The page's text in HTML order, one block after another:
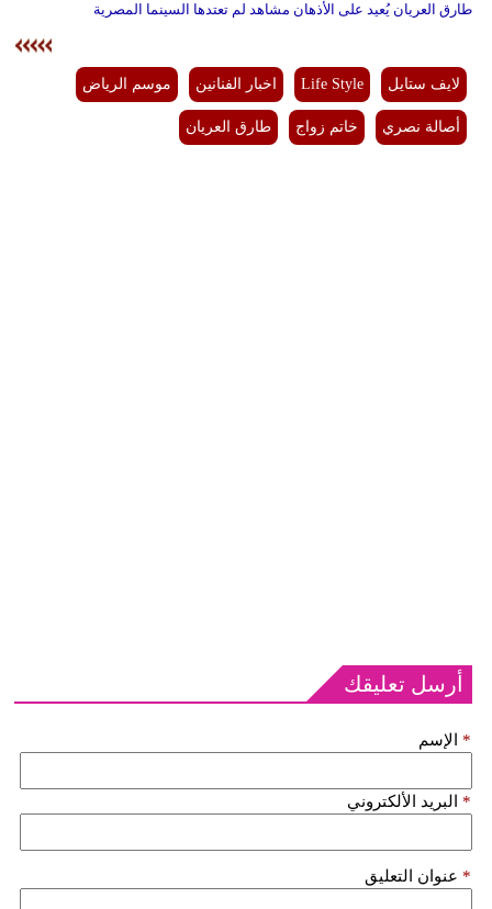
طارق العريان يُعيد على الأذهان مشاهد لم تعتدها السينما المصرية
لايف ستايل Life Style اخبار الفنانين موسم الرياض
أصالة نصري خاتم زواج طارق العريان
أرسل تعليقك
الإسم *
البريد الألكتروني *
عنوان التعليق *